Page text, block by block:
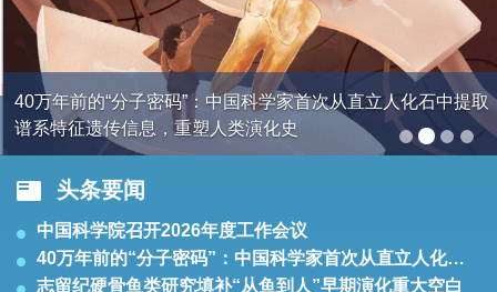
40万年前的“分子密码”：中国科学家首次从直立人化石中提取
谱系特征遗传信息，重塑人类演化史
头条要闻
中国科学院召开2026年度工作会议
40万年前的“分子密码”：中国科学家首次从直立人化石中提取谱系特征遗传信息，重塑人类演化史